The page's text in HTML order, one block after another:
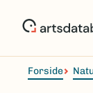
Forside